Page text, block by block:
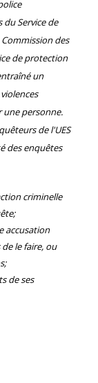
Service de
des
de protection
un
une personne.
de l'UES
des enquêtes
criminelle
accusation
le faire, ou
de ses